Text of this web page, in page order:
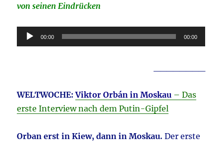
von seinen Eindrücken
Audio-
Player
00:00 00:00
WELTWOCHE: Viktor Orbán in Moskau – Das
erste Interview nach dem Putin-Gipfel
Orban erst in Kiew, dann in Moskau. Der erste